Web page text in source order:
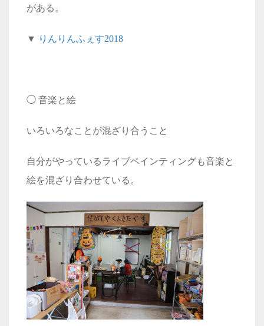
がある。
▼ りんりんふぇす2018
◯ 音楽と絵
いろいろなことが混ざり合うこと
自分がやっているライブペインティングも音楽と
絵を混ざり合わせている。